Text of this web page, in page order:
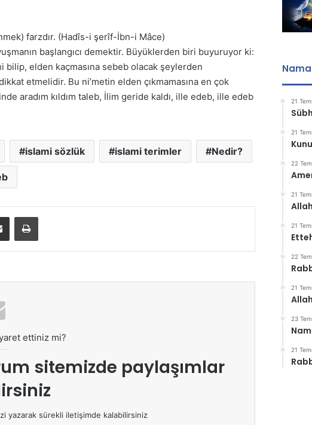
farzdır. (Hadîs-i şerîf-İbn-i Mâce)
başlangıcı demektir. Büyüklerden biri buyuruyor ki:
bilip, elden kaçmasına sebeb olacak şeylerden
etmelidir. Bu ni’metin elden çıkmamasına en çok
aradım kıldım taleb, İlim geride kaldı, ille edeb, ille edeb
islami sözlük islami terimler Nedir?
ettiniz mi?
sitemizde paylaşımlar
yazarak sürekli iletişimde kalabilirsiniz
21
21
22
21
21
22
21
23
21